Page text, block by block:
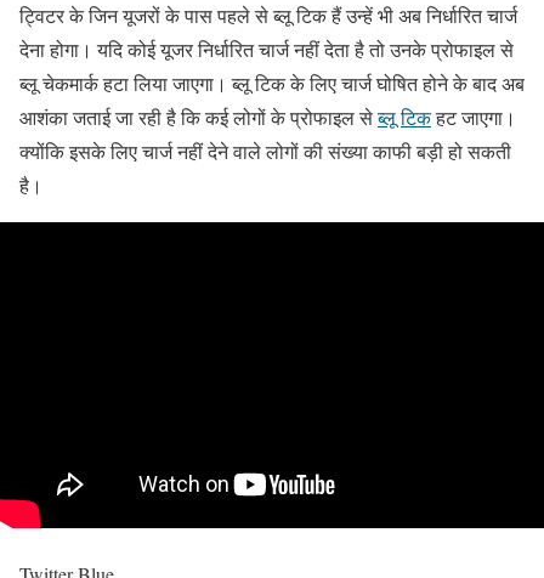
ट्विटर के जिन यूजरों के पास पहले से ब्लू टिक हैं उन्हें भी अब निर्धारित चार्ज
देना होगा। यदि कोई यूजर निर्धारित चार्ज नहीं देता है तो उनके प्रोफाइल से
ब्लू चेकमार्क हटा लिया जाएगा। ब्लू टिक के लिए चार्ज घोषित होने के बाद अब
आशंका जताई जा रही है कि कई लोगों के प्रोफाइल सेब्लू टिकहट जाएगा।
क्योंकि इसके लिए चार्ज नहीं देने वाले लोगों की संख्या काफी बड़ी हो सकती
है।